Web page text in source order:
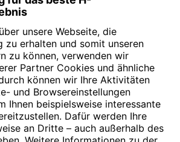
» Zur Buchung